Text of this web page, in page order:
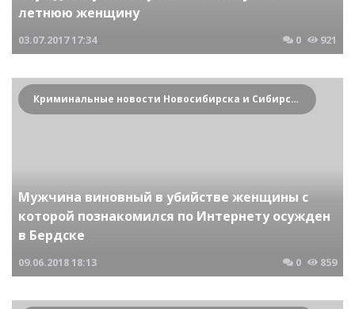
летнюю женщину
03.07.201717:34 0 921
Криминальные новости Новосибирска и Сибирского региона
Мужчина виновный в убийстве женщины с
которой познакомился по Интернету осужден
в Бердске
09.06.201818:13 0 859